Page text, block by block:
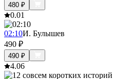
480 ₽
0.01
02:10И. Булышев
490 ₽
490 ₽
4.06